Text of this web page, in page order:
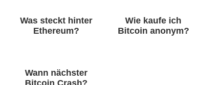
Was steckt hinter
Ethereum?
Wie kaufe ich
Bitcoin anonym?
Wann nächster
Bitcoin Crash?